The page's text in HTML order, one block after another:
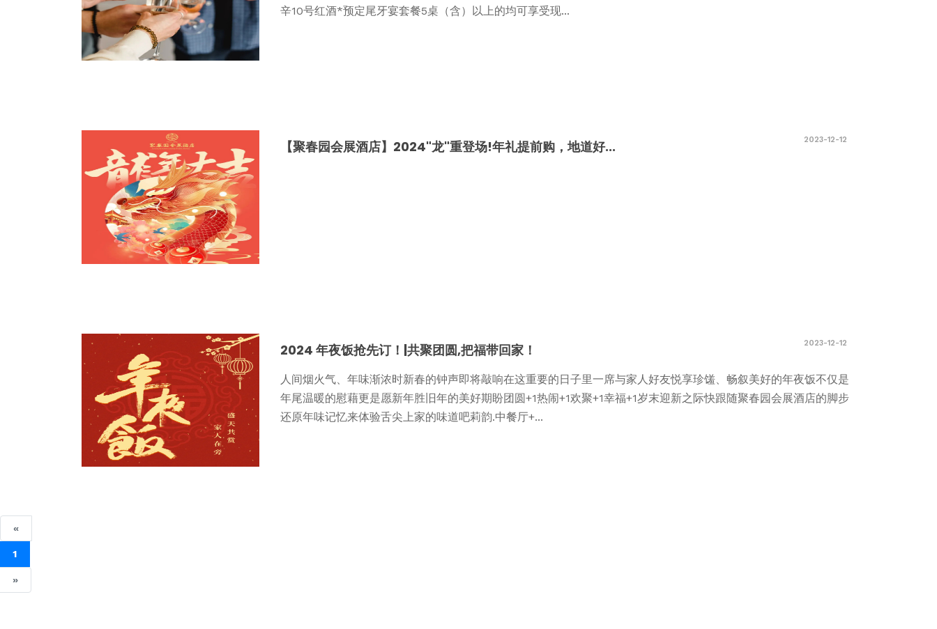
辛10号红酒*预定尾牙宴套餐5桌（含）以上的均可享受现...
2023-12-12
【聚春园会展酒店】2024"龙"重登场!年礼提前购，地道好...
2023-12-12
2024 年夜饭抢先订！|共聚团圆,把福带回家！
人间烟火气、年味渐浓时新春的钟声即将敲响在这重要的日子里一席与家人好友悦享珍馐、畅叙美好的年夜饭不仅是
年尾温暖的慰藉更是愿新年胜旧年的美好期盼团圆+1热闹+1欢聚+1幸福+1岁末迎新之际快跟随聚春园会展酒店的脚步
还原年味记忆来体验舌尖上家的味道吧莉韵.中餐厅+...
«
1
»